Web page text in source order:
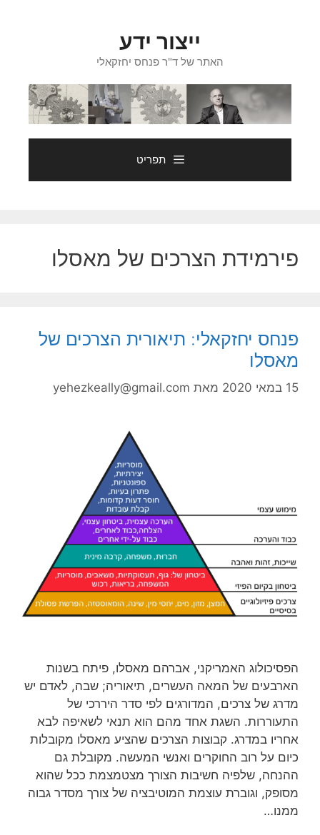
ייצור ידע
האתר של ד"ר פנחס יחזקאלי
תפריט
פירמידת הצרכים של מאסלו
פנחס יחזקאלי: תיאורית הצרכים של
מאסלו
15 במאי 2020 מאת yehezkeally@gmail.com
הפסיכולוג האמריקני, אברהם מאסלו, פיתח בשנות
הארבעים של המאה העשרים, תיאוריה; שבה, לאדם יש
מדרג של צרכים, המדורגים לפי סדר היררכי של
התעוררות. השגת אחד מהם הוא תנאי לשאיפה לבא
אחריו במדרג. קבוצות הצרכים שהציע מאסלו מקובלות
כיום על רוב החוקרים ואנשי המעשה. מקובלת גם
ההנחה, שלפיה חשיבות הצורך מצטמצמת ככל שהוא
מסופק, וגוברת עוצמת המוטיבציה של צורך מסדר גבוה
ממנו…